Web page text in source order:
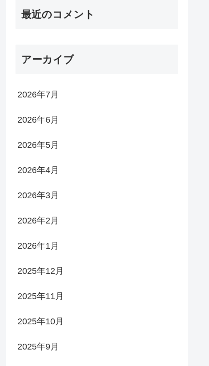
最近のコメント
アーカイブ
2026年7月
2026年6月
2026年5月
2026年4月
2026年3月
2026年2月
2026年1月
2025年12月
2025年11月
2025年10月
2025年9月